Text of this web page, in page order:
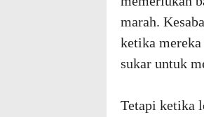
marah.
ketika
sukar untuk
Tetapi ketika